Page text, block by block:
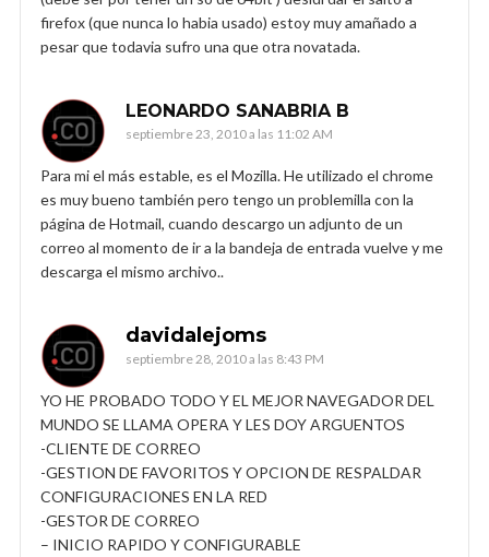
firefox (que nunca lo habia usado) estoy muy amañado a
pesar que todavia sufro una que otra novatada.
LEONARDO SANABRIA B
septiembre 23, 2010 a las 11:02 AM
Para mi el más estable, es el Mozilla. He utilizado el chrome
es muy bueno también pero tengo un problemilla con la
página de Hotmail, cuando descargo un adjunto de un
correo al momento de ir a la bandeja de entrada vuelve y me
descarga el mismo archivo..
davidalejoms
septiembre 28, 2010 a las 8:43 PM
YO HE PROBADO TODO Y EL MEJOR NAVEGADOR DEL
MUNDO SE LLAMA OPERA Y LES DOY ARGUENTOS
-CLIENTE DE CORREO
-GESTION DE FAVORITOS Y OPCION DE RESPALDAR
CONFIGURACIONES EN LA RED
-GESTOR DE CORREO
– INICIO RAPIDO Y CONFIGURABLE